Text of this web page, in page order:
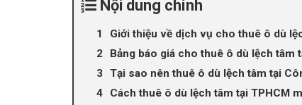
Nội dung chính
Giới thiệu về dịch vụ cho thuê ô dù
Bảng báo giá cho thuê ô dù lệch tâm
Tại sao nên thuê ô dù lệch tâm tại
Cách thuê ô dù lệch tâm tại TPHCM